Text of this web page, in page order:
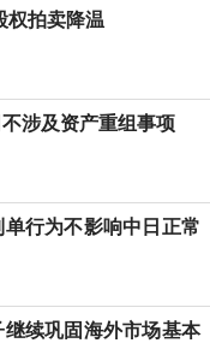
权拍卖降温
涉及资产重组事项
行为不影响中日正常
续巩固海外市场基本